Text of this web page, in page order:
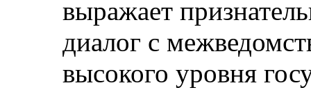
выражает
диалог с
высокого уровня